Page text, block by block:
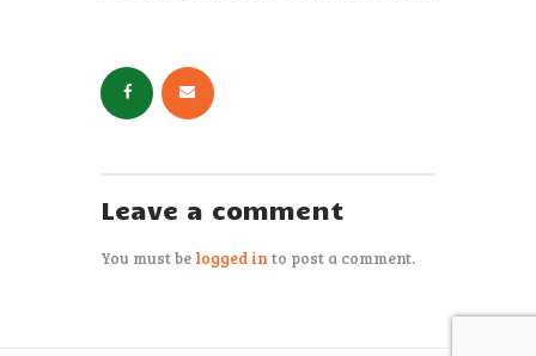
Leave a comment
You must be logged in to post a comment.